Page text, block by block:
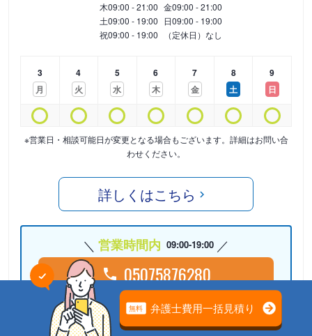
木09:00 - 21:00 金09:00 - 21:00
土09:00 - 19:00 日09:00 - 19:00
祝09:00 - 19:00 （定休日）なし
3
月
4
火
5
水
6
木
7
金
8
土
9
日
※営業日・相談可能日が変更となる場合もございます。詳細はお問い合
わせください。
詳しくはこちら
営業時間内 09:00-19:00
05075876280
24時間受付中